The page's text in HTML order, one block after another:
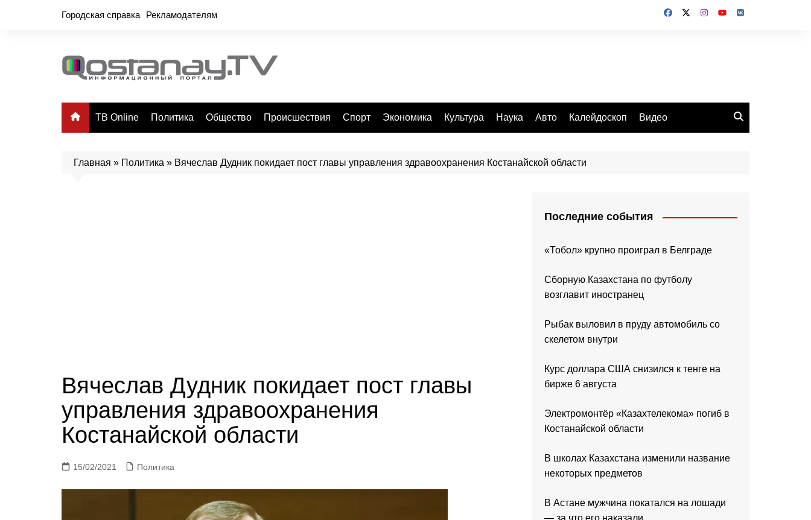
Городская справка Рекламодателям
ТВ Online Политика Общество Происшествия Спорт Экономика Культура Наука Авто Калейдоскоп Видео
Главная » Политика » Вячеслав Дудник покидает пост главы управления здравоохранения Костанайской области
Вячеслав Дудник покидает пост главы
управления здравоохранения
Костанайской области
15/02/2021 Политика
Последние события
«Тобол» крупно проиграл в Белграде
Сборную Казахстана по футболу
возглавит иностранец
Рыбак выловил в пруду автомобиль со
скелетом внутри
Курс доллара США снизился к тенге на
бирже 6 августа
Электромонтёр «Казахтелекома» погиб в
Костанайской области
В школах Казахстана изменили название
некоторых предметов
В Астане мужчина покатался на лошади